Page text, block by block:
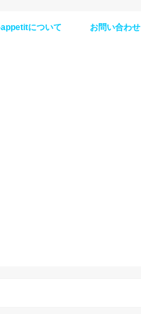
について お問い合わせ